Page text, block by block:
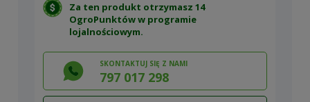
Za ten produkt otrzymasz 14
OgroPunktów w programie
lojalnościowym.
SKONTAKTUJ SIĘ Z NAMI
797 017 298